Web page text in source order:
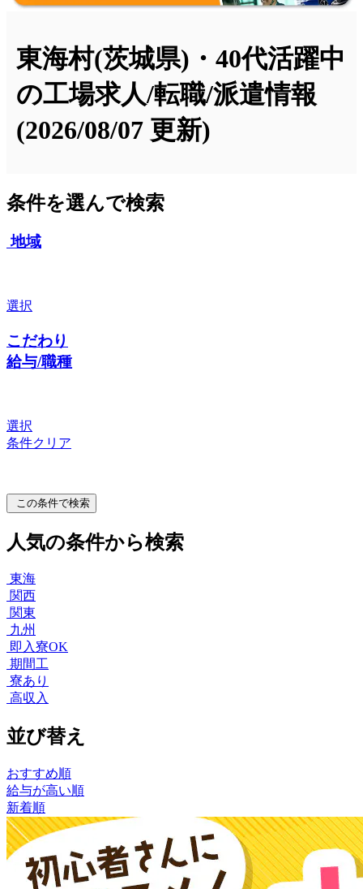
東海村(茨城県)・40代活躍中
の工場求人/転職/派遣情報
(2026/08/07 更新)
条件を選んで検索
地域
選択
こだわり
給与/職種
選択
条件クリア
この条件で検索
人気の条件から検索
東海
関西
関東
九州
即入寮OK
期間工
寮あり
高収入
並び替え
おすすめ順
給与が高い順
新着順